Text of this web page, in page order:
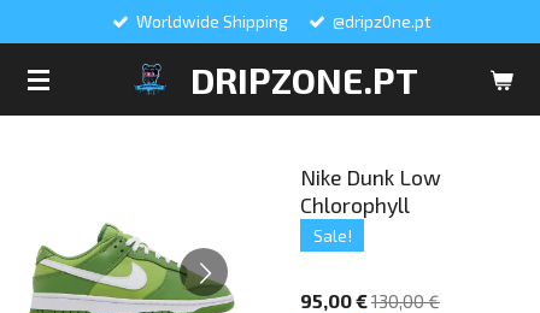
DRIPZONE.PT
Worldwide Shipping @dripz0ne.pt
Nike Dunk Low
Chlorophyll
Sale!
95,00 €130,00 €